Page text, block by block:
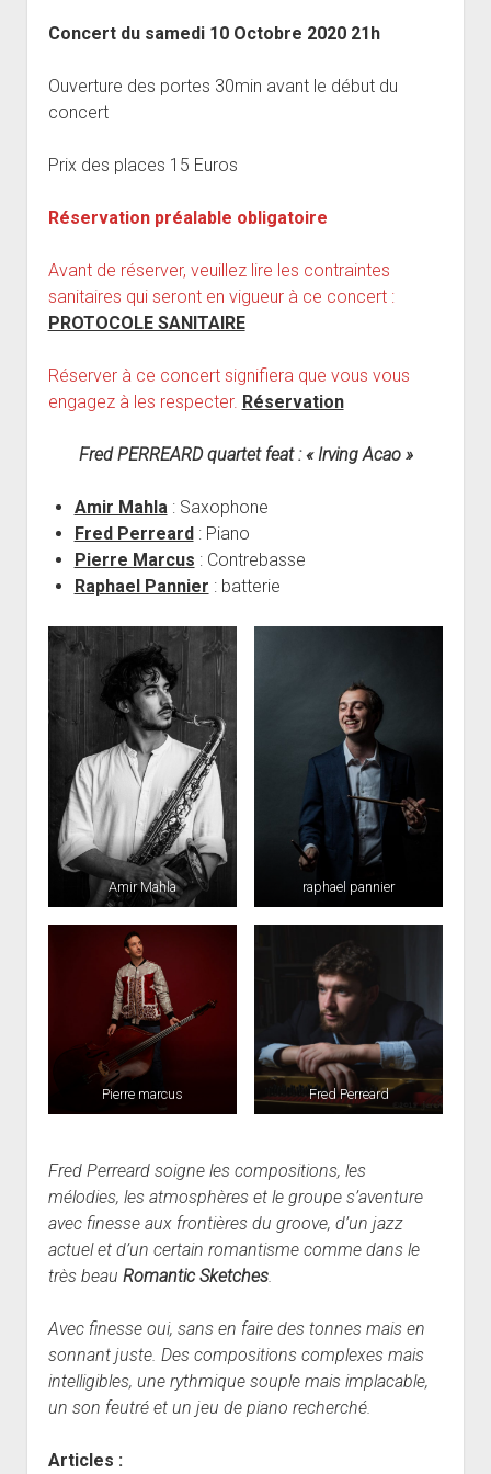
Rencontres départementales
Projection vidéos de jazz
Nos Equipements
dropdown
Animer une soirée Jazz Club
Participer aux Jam Sessions
Tarifs
Réservation
Concert du samedi 10 Octobre 2020 21h
Ouverture des portes 30min avant le début du
concert
Prix des places 15 Euros
Réservation préalable obligatoire
Avant de réserver, veuillez lire les contraintes
sanitaires qui seront en vigueur à ce concert :
PROTOCOLE SANITAIRE
Réserver à ce concert signifiera que vous vous
engagez à les respecter. Réservation
Fred PERREARD quartet feat : « Irving Acao »
Amir Mahla : Saxophone
Fred Perreard: Piano
Pierre Marcus : Contrebasse
Raphael Pannier : batterie
Amir Mahla raphael pannier
Pierre marcus Fred Perreard
Fred Perreard soigne les compositions, les
mélodies, les atmosphères et le groupe s’aventure
avec finesse aux frontières du groove, d’un jazz
actuel et d’un certain romantisme comme dans le
très beau Romantic Sketches.
Avec finesse oui, sans en faire des tonnes mais en
sonnant juste. Des compositions complexes mais
intelligibles, une rythmique souple mais implacable,
un son feutré et un jeu de piano recherché.
Articles :